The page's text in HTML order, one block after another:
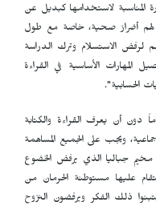
المناسبة لاستخدامها كبديل عن
لهم أضرارً صحية، خاصة مع طول
لرفض الاستسلام وترك الدراسة
المهارات الأساسية في القراءة
الحسابية".
"مشكلة كبيرة أن يبلغ الطفل 12 عاماً دون أن يعرف القراءة والكتابة
ويجب على الجميع المساهمة
مخيم جباليا الذي يرفض الخضوع
عليها مستوطنة الحرمان من
ذلك الفكر ويرفضون النزوح